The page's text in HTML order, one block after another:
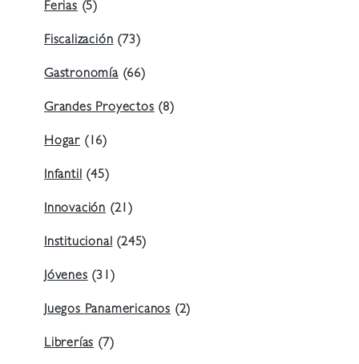
Ferias(5)
Fiscalización(73)
Gastronomía(66)
Grandes Proyectos(8)
Hogar (16)
Infantil(45)
Innovación (21)
Institucional(245)
Jóvenes(31)
Juegos Panamericanos (2)
Librerías(7)